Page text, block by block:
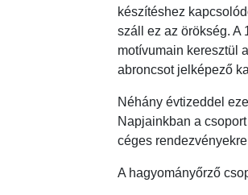
készítéshez
száll ez az örökség. A
motívumain keresztül
abroncsot jelképező
Néhány évtizeddel
Napjainkban a
céges
A hagyományőrző